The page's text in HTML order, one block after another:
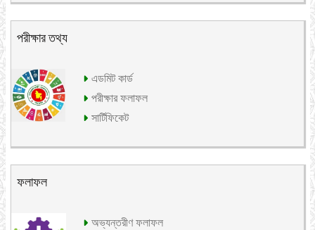
পরীক্ষার তথ্য
এডমিট কার্ড
পরীক্ষার ফলাফল
সার্টিফিকেট
ফলাফল
অভ্যন্তরীণ ফলাফল